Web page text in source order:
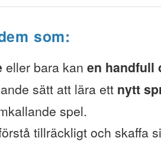
som:
eller bara kan en handfull
sätt att lära ett nytt
spel.
tillräckligt och skaffa